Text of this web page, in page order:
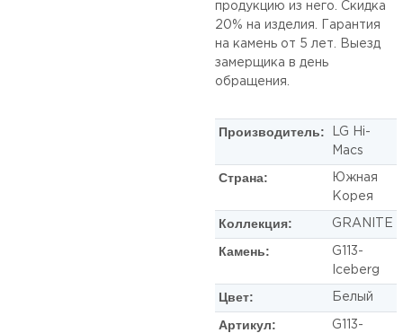
продукцию из него. Скидка
20% на изделия. Гарантия
на камень от 5 лет. Выезд
замерщика в день
обращения.
Производитель:
LG Hi-
Macs
Страна:
Южная
Корея
Коллекция: GRANITE
Камень:
G113-
Iceberg
Цвет: Белый
Артикул:
G113-